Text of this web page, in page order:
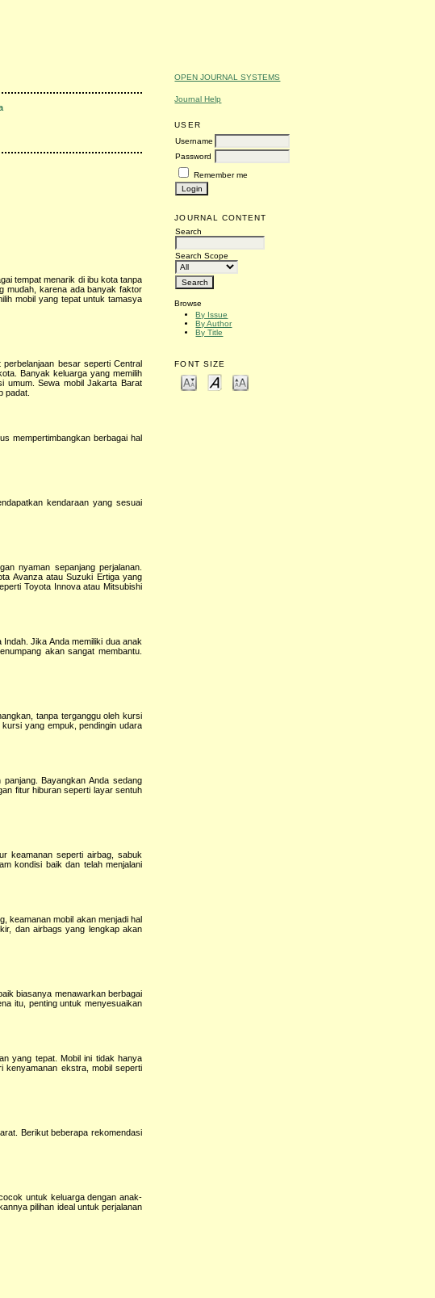
OPEN JOURNAL SYSTEMS
Journal Help
USER
Username
Password
Remember me
JOURNAL CONTENT
Search
Search Scope
Browse
By Issue
By Author
By Title
FONT SIZE
tempat menarik di ibu kota tanpa
mudah, karena ada banyak faktor
mobil yang tepat untuk tamasya
besar seperti Central
Banyak keluarga yang memilih
umum. Sewa mobil Jakarta Barat
padat.
mempertimbangkan berbagai hal
kendaraan yang sesuai
nyaman sepanjang perjalanan.
Avanza atau Suzuki Ertiga yang
Toyota Innova atau Mitsubishi
Jika Anda memiliki dua anak
akan sangat membantu.
tanpa terganggu oleh kursi
yang empuk, pendingin udara
Bayangkan Anda sedang
fitur hiburan seperti layar sentuh
keamanan seperti airbag, sabuk
kondisi baik dan telah menjalani
keamanan mobil akan menjadi hal
dan airbags yang lengkap akan
biasanya menawarkan berbagai
itu, penting untuk menyesuaikan
yang tepat. Mobil ini tidak hanya
kenyamanan ekstra, mobil seperti
Berikut beberapa rekomendasi
untuk keluarga dengan anak-
pilihan ideal untuk perjalanan